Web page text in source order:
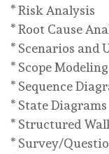
* Risk Analysis
* Root Cause
* Scenarios and
* Scope Modeling
* Sequence
* State Diagrams
* Structured
* Survey/